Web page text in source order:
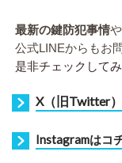
最新の鍵防犯事情
公式LINEからもお
是非チェックして
X（旧Twitter
Instagramはコ